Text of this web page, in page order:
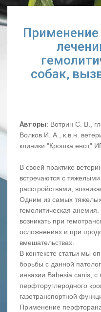
Применение
собак,
Авторы: Вотрин С. В.,
Волков И. А., к.в.н.
клиники "Крошка енот"
В своей практике
встречаются с
расстройствами,
Одним из самых
гемолитическая
возникать при
осложнениях и при
вмешательствах.
В контексте статьи мы
борьбы с данной
инвазии Babesia canis,
перфторуглеродного
газотранспортной
Применение